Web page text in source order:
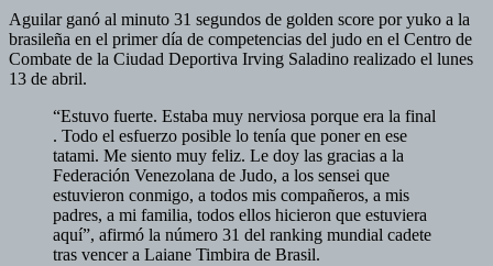
oro
en
Los
Aguilar ganó al minuto 31 segundos de golden score por yuko a la
brasileña en el primer día de competencias del judo en el Centro de
Combate de la Ciudad Deportiva Irving Saladino realizado el lunes
13 de abril.
“Estuvo fuerte. Estaba muy nerviosa porque era la final
. Todo el esfuerzo posible lo tenía que poner en ese
tatami. Me siento muy feliz. Le doy las gracias a la
Federación Venezolana de Judo, a los sensei que
estuvieron conmigo, a todos mis compañeros, a mis
padres, a mi familia, todos ellos hicieron que estuviera
aquí”, afirmó la número 31 del ranking mundial cadete
tras vencer a Laiane Timbira de Brasil.